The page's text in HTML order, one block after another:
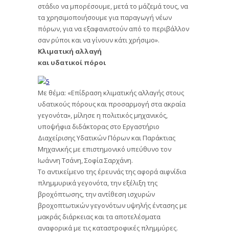
στάδιο να μπορέσουμε, μετά το μάζεμά τους, να
τα χρησιμοποιήσουμε για παραγωγή νέων
πόρων, για να εξαφανιστούν από το περιβάλλον
σαν ρύποι και να γίνουν κάτι χρήσιμο».
Κλιματική αλλαγή
και υδατικοί πόροι
Με θέμα: «Επίδραση κλιματικής αλλαγής στους
υδατικούς πόρους και προσαρμογή στα ακραία
γεγονότα», μίλησε η πολιτικός μηχανικός,
υποψήφια διδάκτορας στο Εργαστήριο
Διαχείρισης Υδατικών Πόρων και Παράκτιας
Μηχανικής με επιστημονικό υπεύθυνο τον
Ιωάννη Τσάνη, Σοφία Σαρχάνη.
Το αντικείμενο της έρευνάς της αφορά αιφνίδια
πλημμυρικά γεγονότα, την εξέλιξη της
βροχόπτωσης, την αντίθεση ισχυρών
βροχοπτωτικών γεγονότων υψηλής έντασης με
μακράς διάρκειας και τα αποτελέσματα
αναφορικά με τις καταστροφικές πλημμύρες.